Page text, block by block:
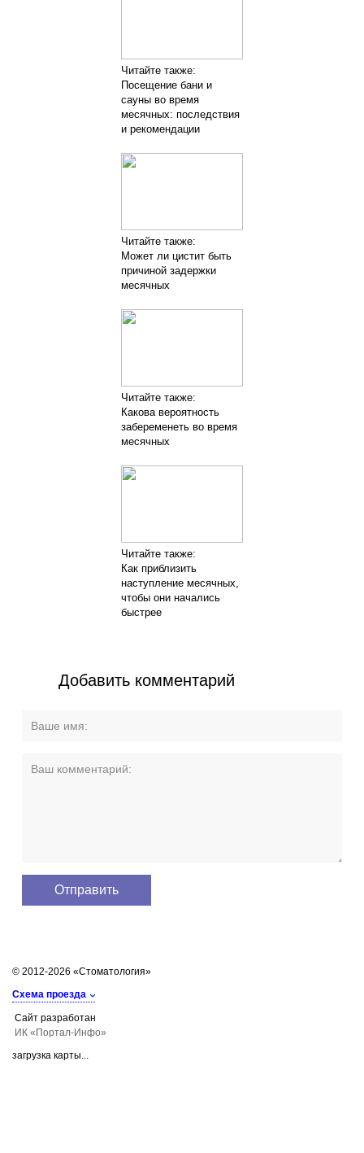
Читайте также:
Посещение бани и
сауны во время
месячных: последствия
и рекомендации
Читайте также:
Может ли цистит быть
причиной задержки
месячных
Читайте также:
Какова вероятность
забеременеть во время
месячных
Читайте также:
Как приблизить
наступление месячных,
чтобы они начались
быстрее
Добавить комментарий
© 2012-2026 «Стоматология»
Схема проезда
Сайт разработан
ИК «Портал-Инфо»
загрузка карты...